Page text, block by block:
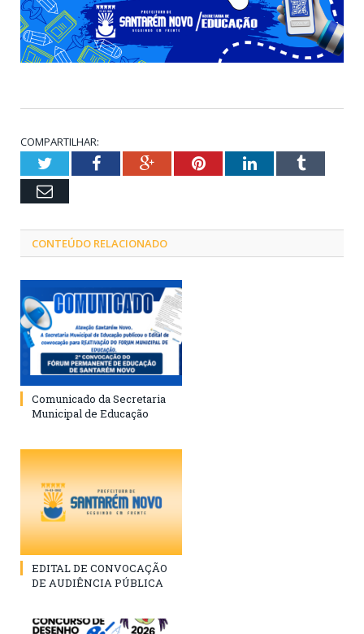
COMPARTILHAR:
TwitterFacebookGoogle+PinterestLinkedInTumblr
Email
CONTEÚDO RELACIONADO
Comunicado da Secretaria
Municipal de Educação
EDITAL DE CONVOCAÇÃO
DE AUDIÊNCIA PÚBLICA